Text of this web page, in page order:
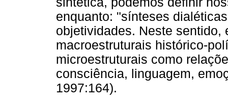
enquanto: "sínteses
objetividades. Neste sentido,
macroestruturais histórico-
microestruturais como
consciência, linguagem,
1997:164).